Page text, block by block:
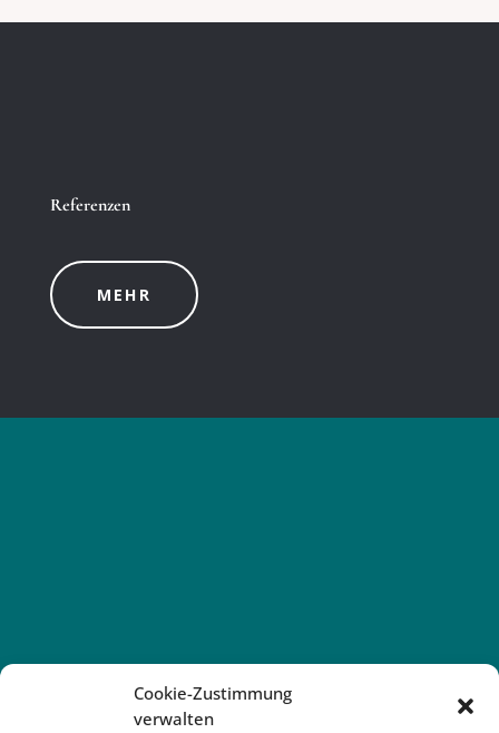
Cookie-Zustimmung
verwalten
Referenzen
MEHR